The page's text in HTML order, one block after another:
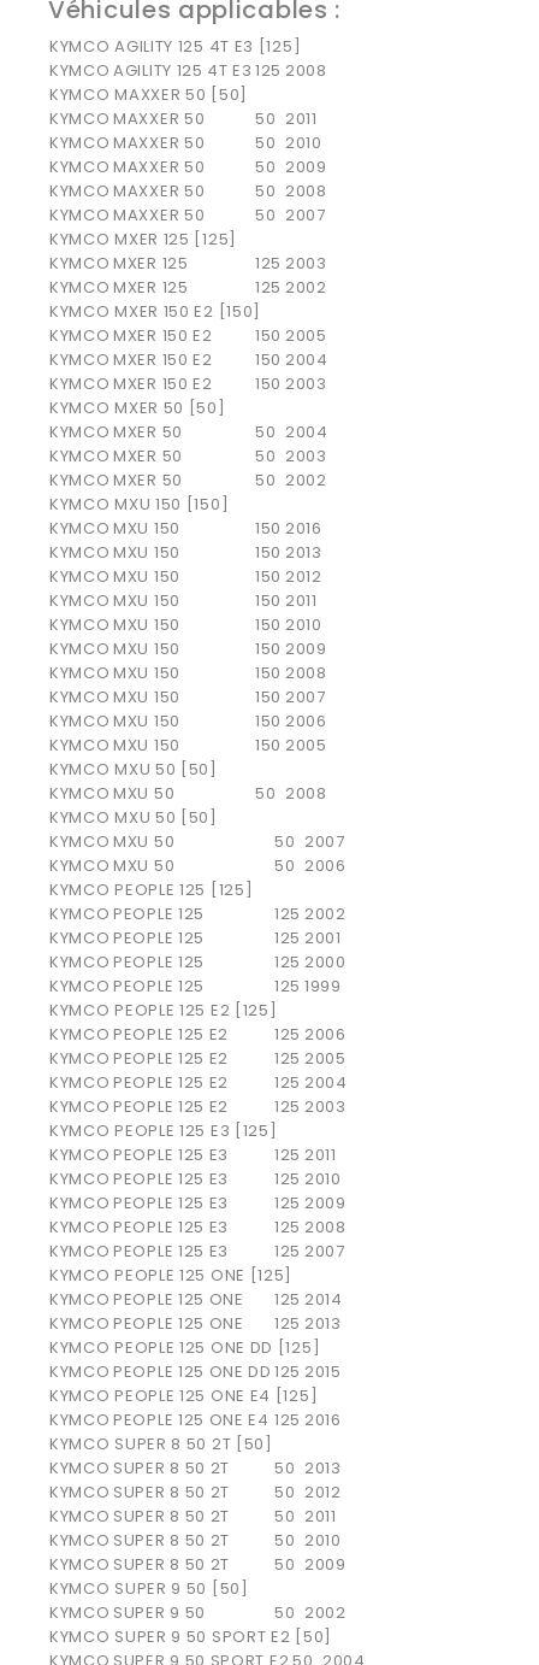
Véhicules applicables :
KYMCO AGILITY 125 4T E3 [125]
KYMCO AGILITY 125 4T E3 125 2008
KYMCO MAXXER 50 [50]
KYMCO MAXXER 50 50 2011
KYMCO MAXXER 50 50 2010
KYMCO MAXXER 50 50 2009
KYMCO MAXXER 50 50 2008
KYMCO MAXXER 50 50 2007
KYMCO MXER 125 [125]
KYMCO MXER 125 125 2003
KYMCO MXER 125 125 2002
KYMCO MXER 150 E2 [150]
KYMCO MXER 150 E2 150 2005
KYMCO MXER 150 E2 150 2004
KYMCO MXER 150 E2 150 2003
KYMCO MXER 50 [50]
KYMCO MXER 50 50 2004
KYMCO MXER 50 50 2003
KYMCO MXER 50 50 2002
KYMCO MXU 150 [150]
KYMCO MXU 150 150 2016
KYMCO MXU 150 150 2013
KYMCO MXU 150 150 2012
KYMCO MXU 150 150 2011
KYMCO MXU 150 150 2010
KYMCO MXU 150 150 2009
KYMCO MXU 150 150 2008
KYMCO MXU 150 150 2007
KYMCO MXU 150 150 2006
KYMCO MXU 150 150 2005
KYMCO MXU 50 [50]
KYMCO MXU 50 50 2008
KYMCO MXU 50 [50]
KYMCO MXU 50 50 2007
KYMCO MXU 50 50 2006
KYMCO PEOPLE 125 [125]
KYMCO PEOPLE 125 125 2002
KYMCO PEOPLE 125 125 2001
KYMCO PEOPLE 125 125 2000
KYMCO PEOPLE 125 125 1999
KYMCO PEOPLE 125 E2 [125]
KYMCO PEOPLE 125 E2 125 2006
KYMCO PEOPLE 125 E2 125 2005
KYMCO PEOPLE 125 E2 125 2004
KYMCO PEOPLE 125 E2 125 2003
KYMCO PEOPLE 125 E3 [125]
KYMCO PEOPLE 125 E3 125 2011
KYMCO PEOPLE 125 E3 125 2010
KYMCO PEOPLE 125 E3 125 2009
KYMCO PEOPLE 125 E3 125 2008
KYMCO PEOPLE 125 E3 125 2007
KYMCO PEOPLE 125 ONE [125]
KYMCO PEOPLE 125 ONE 125 2014
KYMCO PEOPLE 125 ONE 125 2013
KYMCO PEOPLE 125 ONE DD [125]
KYMCO PEOPLE 125 ONE DD 125 2015
KYMCO PEOPLE 125 ONE E4 [125]
KYMCO PEOPLE 125 ONE E4 125 2016
KYMCO SUPER 8 50 2T [50]
KYMCO SUPER 8 50 2T 50 2013
KYMCO SUPER 8 50 2T 50 2012
KYMCO SUPER 8 50 2T 50 2011
KYMCO SUPER 8 50 2T 50 2010
KYMCO SUPER 8 50 2T 50 2009
KYMCO SUPER 9 50 [50]
KYMCO SUPER 9 50 50 2002
KYMCO SUPER 9 50 SPORT E2 [50]